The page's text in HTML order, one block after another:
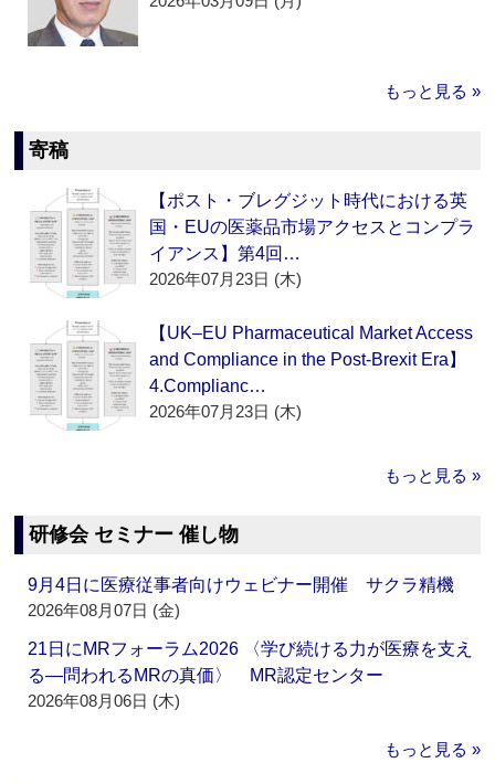
もっと見る »
寄稿
【ポスト・ブレグジット時代における英
国・EUの医薬品市場アクセスとコンプラ
イアンス】第4回…
2026年07月23日 (木)
【UK–EU Pharmaceutical Market Access
and Compliance in the Post-Brexit Era】
4.Complianc…
2026年07月23日 (木)
もっと見る »
研修会 セミナー 催し物
9月4日に医療従事者向けウェビナー開催 サクラ精機
2026年08月07日 (金)
21日にMRフォーラム2026 〈学び続ける力が医療を支え
る―問われるMRの真価〉 MR認定センター
2026年08月06日 (木)
もっと見る »